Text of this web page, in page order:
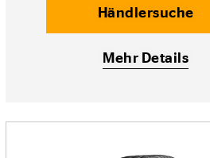
Händlersuche
Mehr Details